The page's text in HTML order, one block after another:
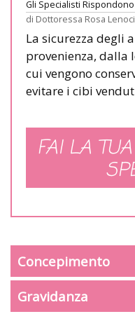
Gli Specialisti Rispondono
di Dottoressa Rosa Lenoci
La sicurezza degli
provenienza, dalla
cui vengono
evitare i cibi
FAI LA
Concepimento
Gravidanza